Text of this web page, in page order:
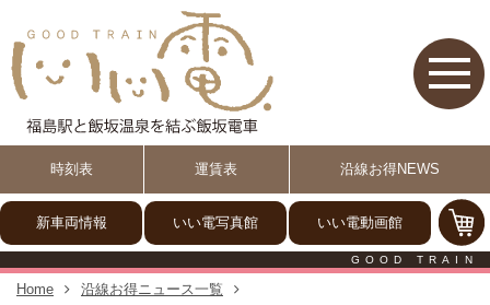
時刻表 運賃表 沿線お得NEWS
新車両情報 いい電写真館 いい電動画館
GOOD TRAIN
Home
沿線お得ニュース一覧